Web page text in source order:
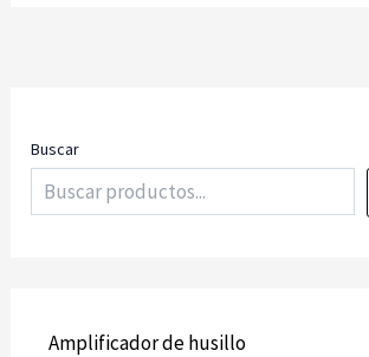
Buscar
Amplificador de husillo